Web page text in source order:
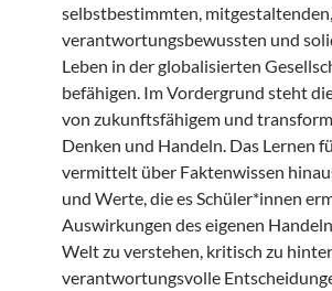
selbstbestimmten, mitgestaltenden,
verantwortungsbewussten und
Leben in der globalisierten
befähigen. Im Vordergrund steht
von zukunftsfähigem und
Denken und Handeln. Das Lernen
vermittelt über Faktenwissen
und Werte, die es Schüler*innen
Auswirkungen des eigenen
Welt zu verstehen, kritisch zu
verantwortungsvolle